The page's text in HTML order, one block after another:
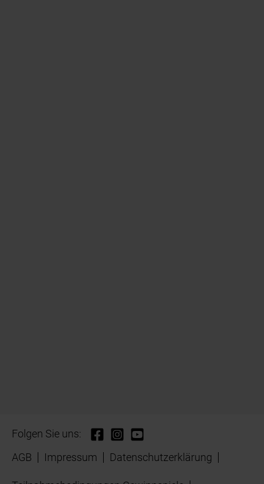
Folgen Sie uns:
AGB
Impressum Datenschutzerklärung